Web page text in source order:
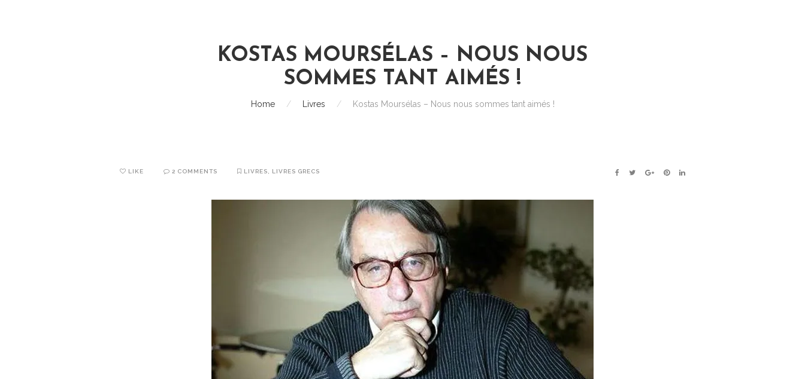
KOSTAS MOURSÉLAS – NOUS NOUS
SOMMES TANT AIMÉS !
Home / Livres / Kostas Moursélas – Nous nous sommes tant aimés !
LIKE 2 COMMENTS LIVRES LIVRES GRECS FACEBOOK
TWITTER
GOOGLE+PINTEREST
LINKEDIN